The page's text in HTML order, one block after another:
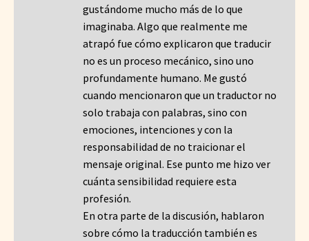
gustándome mucho más de lo que
imaginaba. Algo que realmente me
atrapó fue cómo explicaron que traducir
no es un proceso mecánico, sino uno
profundamente humano. Me gustó
cuando mencionaron que un traductor no
solo trabaja con palabras, sino con
emociones, intenciones y con la
responsabilidad de no traicionar el
mensaje original. Ese punto me hizo ver
cuánta sensibilidad requiere esta
profesión.
En otra parte de la discusión, hablaron
sobre cómo la traducción también es